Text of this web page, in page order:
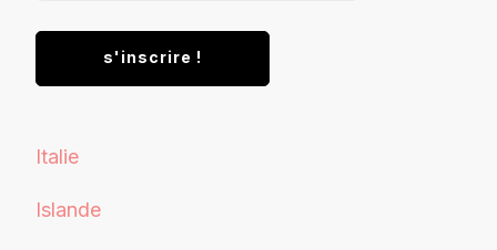
Italie
Islande